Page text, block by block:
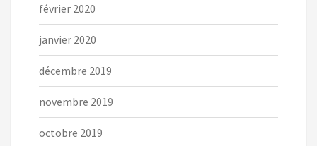
février 2020
janvier 2020
décembre 2019
novembre 2019
octobre 2019